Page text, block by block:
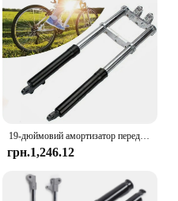
19-дюймовий амортизатор передніх вилок для 49CC 2-тактного міні-позашляхового мотоцикла Mountain Dirt Bike Pro Trail
грн.1,246.12